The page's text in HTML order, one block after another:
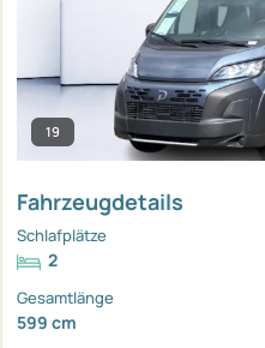
19
Fahrzeugdetails
Schlafplätze
2
Gesamtlänge
599 cm